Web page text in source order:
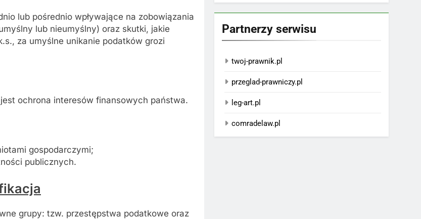
lub pośrednio wpływające na zobowiązania
lub nieumyślny) oraz skutki, jakie
za umyślne unikanie podatków grozi
ochrona interesów finansowych państwa.
gospodarczymi;
publicznych.
grupy: tzw. przestępstwa podatkowe oraz
Partnerzy serwisu
twoj-prawnik.pl
przeglad-prawniczy.pl
leg-art.pl
comradelaw.pl